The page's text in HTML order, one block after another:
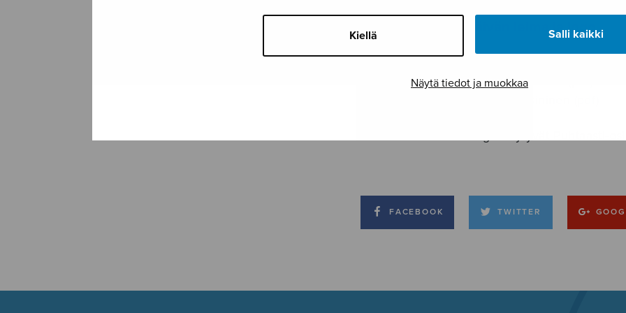
Kiellä Salli kaikki
Näytä tiedot ja muokkaa
Laulun ja soiton päivän leima ja logo
Laulun ja soiton päivä -logo, sininen (pdf)
FACEBOOK TWITTER